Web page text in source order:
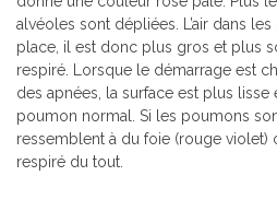
alvéoles sont dépliées. L’air dans
place, il est donc plus gros et plus
respiré. Lorsque le démarrage est
des apnées, la surface est plus
poumon normal. Si les poumons
ressemblent à du foie (rouge violet)
respiré du tout.